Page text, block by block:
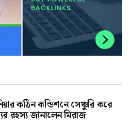
কঠিন কন্ডিশনে সেঞ্চুরি করে
রহস্য জানালেন মিরাজ